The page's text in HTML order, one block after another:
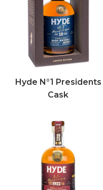
Hyde N°1 Presidents
Cask